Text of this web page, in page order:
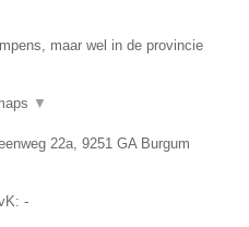
maar wel in de provincie
▼
22a, 9251 GA Burgum
-